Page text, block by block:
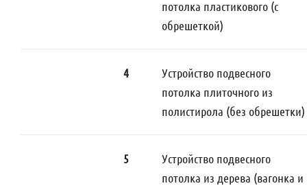
потолка пластикового (с
обрешеткой)
4
Устройство подвесного
потолка плиточного из
полистирола (без обрешетки)
5
Устройство подвесного
потолка из дерева (вагонка и